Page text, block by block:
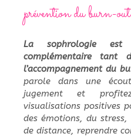
prévention du burn-out
La sophrologie
complémentaire tant
l’accompagnement du
parole dans une
jugement et
visualisations positives
des émotions, du
de distance, reprendre